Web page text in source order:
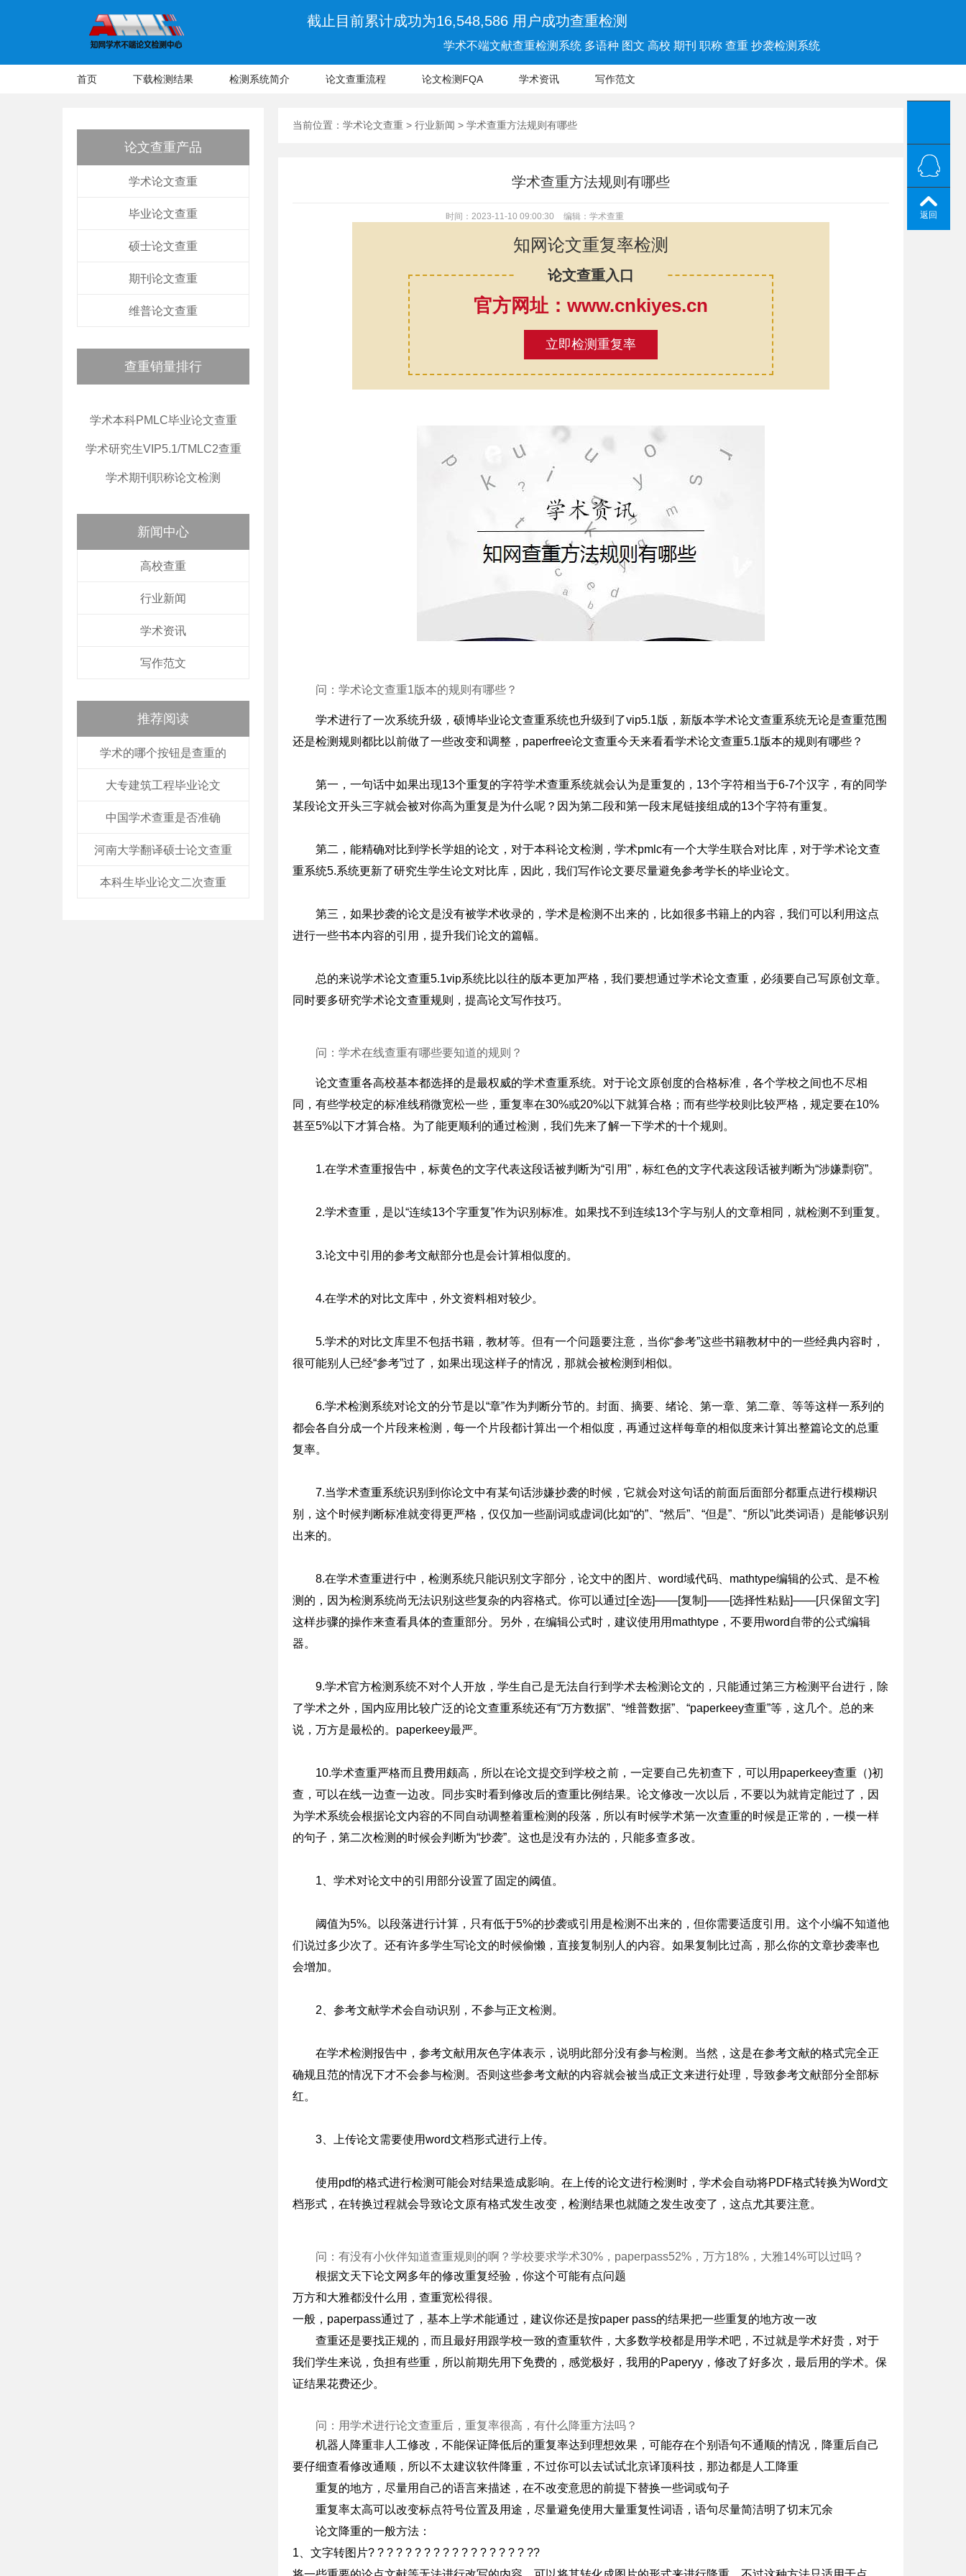
截止目前累计成功为16,548,586 用户成功查重检测
学术不端文献查重检测系统 多语种 图文 高校 期刊 职称 查重 抄袭检测系统
首页 下载检测结果 检测系统简介 论文查重流程 论文检测FQA 学术资讯 写作范文
论文查重产品
学术论文查重
毕业论文查重
硕士论文查重
期刊论文查重
维普论文查重
查重销量排行
学术本科PMLC毕业论文查重
学术研究生VIP5.1/TMLC2查重
学术期刊职称论文检测
新闻中心
高校查重
行业新闻
学术资讯
写作范文
推荐阅读
学术的哪个按钮是查重的
大专建筑工程毕业论文
中国学术查重是否准确
河南大学翻译硕士论文查重
本科生毕业论文二次查重
当前位置： 学术论文查重 > 行业新闻 > 学术查重方法规则有哪些
学术查重方法规则有哪些
时间：2023-11-10 09:00:30 编辑：学术查重
知网论文重复率检测
论文查重入口
官方网址：www.cnkiyes.cn
立即检测重复率
问：学术论文查重1版本的规则有哪些？
学术进行了一次系统升级，硕博毕业论文查重系统也升级到了vip5.1版，新版本学术论文查重系统无论是查重范围
还是检测规则都比以前做了一些改变和调整，paperfree论文查重今天来看看学术论文查重5.1版本的规则有哪些？
第一，一句话中如果出现13个重复的字符学术查重系统就会认为是重复的，13个字符相当于6-7个汉字，有的同学
某段论文开头三字就会被对你高为重复是为什么呢？因为第二段和第一段末尾链接组成的13个字符有重复。
第二，能精确对比到学长学姐的论文，对于本科论文检测，学术pmlc有一个大学生联合对比库，对于学术论文查
重系统5.系统更新了研究生学生论文对比库，因此，我们写作论文要尽量避免参考学长的毕业论文。
第三，如果抄袭的论文是没有被学术收录的，学术是检测不出来的，比如很多书籍上的内容，我们可以利用这点
进行一些书本内容的引用，提升我们论文的篇幅。
总的来说学术论文查重5.1vip系统比以往的版本更加严格，我们要想通过学术论文查重，必须要自己写原创文章。
同时要多研究学术论文查重规则，提高论文写作技巧。
问：学术在线查重有哪些要知道的规则？
论文查重各高校基本都选择的是最权威的学术查重系统。对于论文原创度的合格标准，各个学校之间也不尽相
同，有些学校定的标准线稍微宽松一些，重复率在30%或20%以下就算合格；而有些学校则比较严格，规定要在10%
甚至5%以下才算合格。为了能更顺利的通过检测，我们先来了解一下学术的十个规则。
1.在学术查重报告中，标黄色的文字代表这段话被判断为“引用”，标红色的文字代表这段话被判断为“涉嫌剽窃”。
2.学术查重，是以“连续13个字重复”作为识别标准。如果找不到连续13个字与别人的文章相同，就检测不到重复。
3.论文中引用的参考文献部分也是会计算相似度的。
4.在学术的对比文库中，外文资料相对较少。
5.学术的对比文库里不包括书籍，教材等。但有一个问题要注意，当你“参考”这些书籍教材中的一些经典内容时，
很可能别人已经“参考”过了，如果出现这样子的情况，那就会被检测到相似。
6.学术检测系统对论文的分节是以“章”作为判断分节的。封面、摘要、绪论、第一章、第二章、等等这样一系列的
都会各自分成一个片段来检测，每一个片段都计算出一个相似度，再通过这样每章的相似度来计算出整篇论文的总重
复率。
7.当学术查重系统识别到你论文中有某句话涉嫌抄袭的时候，它就会对这句话的前面后面部分都重点进行模糊识
别，这个时候判断标准就变得更严格，仅仅加一些副词或虚词(比如“的”、“然后”、“但是”、“所以”此类词语）是能够识别
出来的。
8.在学术查重进行中，检测系统只能识别文字部分，论文中的图片、word域代码、mathtype编辑的公式、是不检
测的，因为检测系统尚无法识别这些复杂的内容格式。你可以通过[全选]——[复制]——[选择性粘贴]——[只保留文字]
这样步骤的操作来查看具体的查重部分。另外，在编辑公式时，建议使用用mathtype，不要用word自带的公式编辑
器。
9.学术官方检测系统不对个人开放，学生自己是无法自行到学术去检测论文的，只能通过第三方检测平台进行，除
了学术之外，国内应用比较广泛的论文查重系统还有“万方数据”、“维普数据”、“paperkeey查重”等，这几个。总的来
说，万方是最松的。paperkeey最严。
10.学术查重严格而且费用颇高，所以在论文提交到学校之前，一定要自己先初查下，可以用paperkeey查重（)初
查，可以在线一边查一边改。同步实时看到修改后的查重比例结果。论文修改一次以后，不要以为就肯定能过了，因
为学术系统会根据论文内容的不同自动调整着重检测的段落，所以有时候学术第一次查重的时候是正常的，一模一样
的句子，第二次检测的时候会判断为“抄袭”。这也是没有办法的，只能多查多改。
1、学术对论文中的引用部分设置了固定的阈值。
阈值为5%。以段落进行计算，只有低于5%的抄袭或引用是检测不出来的，但你需要适度引用。这个小编不知道他
们说过多少次了。还有许多学生写论文的时候偷懒，直接复制别人的内容。如果复制比过高，那么你的文章抄袭率也
会增加。
2、参考文献学术会自动识别，不参与正文检测。
在学术检测报告中，参考文献用灰色字体表示，说明此部分没有参与检测。当然，这是在参考文献的格式完全正
确规且范的情况下才不会参与检测。否则这些参考文献的内容就会被当成正文来进行处理，导致参考文献部分全部标
红。
3、上传论文需要使用word文档形式进行上传。
使用pdf的格式进行检测可能会对结果造成影响。在上传的论文进行检测时，学术会自动将PDF格式转换为Word文
档形式，在转换过程就会导致论文原有格式发生改变，检测结果也就随之发生改变了，这点尤其要注意。
问：有没有小伙伴知道查重规则的啊？学校要求学术30%，paperpass52%，万方18%，大雅14%可以过吗？
根据文天下论文网多年的修改重复经验，你这个可能有点问题
万方和大雅都没什么用，查重宽松得很。
一般，paperpass通过了，基本上学术能通过，建议你还是按paper pass的结果把一些重复的地方改一改
查重还是要找正规的，而且最好用跟学校一致的查重软件，大多数学校都是用学术吧，不过就是学术好贵，对于
我们学生来说，负担有些重，所以前期先用下免费的，感觉极好，我用的Paperyy，修改了好多次，最后用的学术。保
证结果花费还少。
问：用学术进行论文查重后，重复率很高，有什么降重方法吗？
机器人降重非人工修改，不能保证降低后的重复率达到理想效果，可能存在个别语句不通顺的情况，降重后自己
要仔细查看修改通顺，所以不太建议软件降重，不过你可以去试试北京译顶科技，那边都是人工降重
重复的地方，尽量用自己的语言来描述，在不改变意思的前提下替换一些词或句子
重复率太高可以改变标点符号位置及用途，尽量避免使用大量重复性词语，语句尽量简洁明了切末冗余
论文降重的一般方法：
1、文字转图片? ? ? ? ? ? ? ? ? ? ? ? ? ? ? ? ? ??
返回